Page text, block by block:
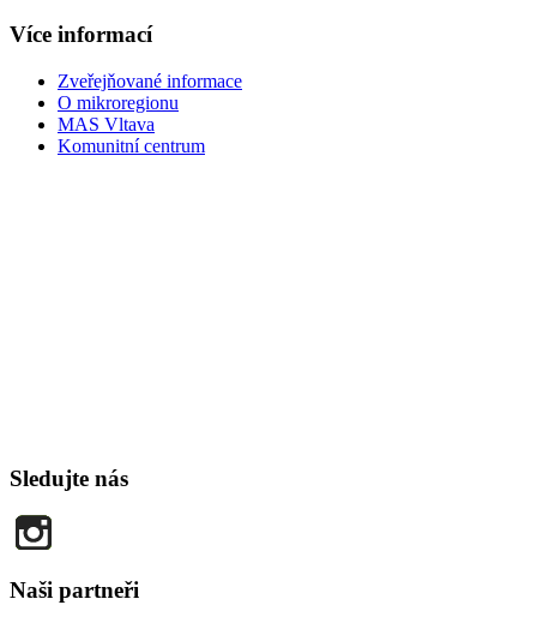
Více informací
Zveřejňované informace
O mikroregionu
MAS Vltava
Komunitní centrum
Sledujte nás
Naši partneři